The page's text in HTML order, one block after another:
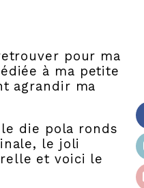
pour ma
à ma petite
agrandir ma
die pola ronds
le joli
et voici le